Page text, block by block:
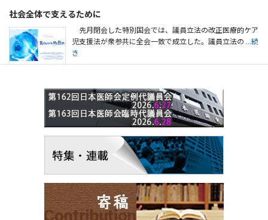
社会全体で支えるために
先月閉会した特別国会では、議員立法の改正医療的ケア
児支援法が衆参共に全会一致で成立した。議員立法の ...続
き